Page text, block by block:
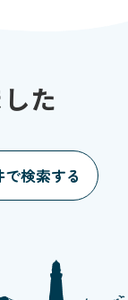
た
で検索する